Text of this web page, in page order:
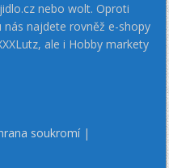
nebo wolt. Oproti
najdete rovněž e-shopy
ale i Hobby markety
soukromí|